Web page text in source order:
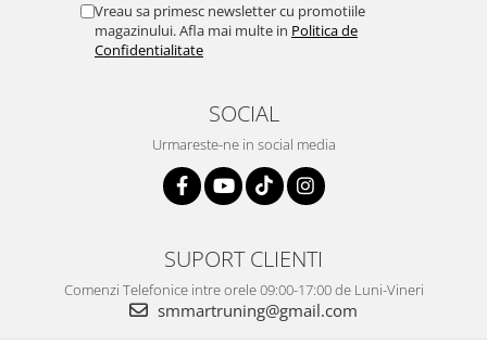
Vreau sa primesc newsletter cu promotiile
magazinului. Afla mai multe in Politica de
Confidentialitate
SOCIAL
Urmareste-ne in social media
SUPORT CLIENTI
Comenzi Telefonice intre orele 09:00-17:00 de Luni-Vineri
smmartruning@gmail.com